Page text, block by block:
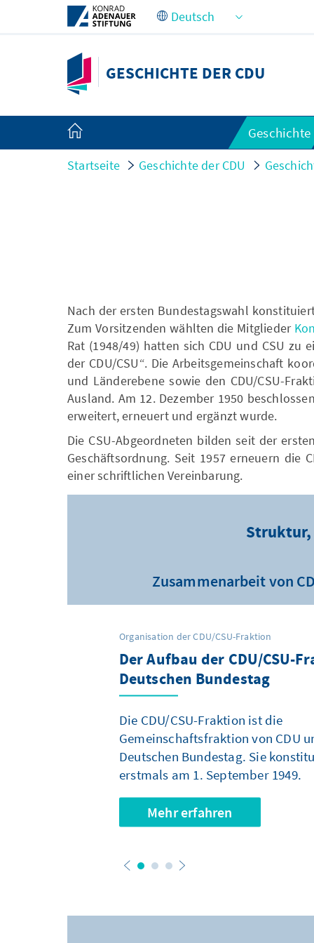
Zum Hauptinhalt springen
GESCHICHTE DER CDU
Geschichte
Startseite Geschichte der CDU
Nach der ersten Bundestagswahl
Zum Vorsitzenden wählten die Mitglieder
Rat (1948/49) hatten sich CDU und CSU zu
der CDU/CSU“. Die Arbeitsgemeinschaft
und Länderebene sowie den CDU/CSU-
Ausland. Am 12. Dezember 1950
erweitert, erneuert und ergänzt wurde.
Die CSU-Abgeordneten bilden seit der
Geschäftsordnung. Seit 1957 erneuern die
einer schriftlichen Vereinbarung.
Struktur,
Zusammenarbeit von
Organisation der CDU/CSU-Fraktion
Der Aufbau der CDU/CSU-
Deutschen Bundestag
Die CDU/CSU-Fraktion ist die
Gemeinschaftsfraktion von CDU
Deutschen Bundestag. Sie
erstmals am 1. September 1949.
Mehr erfahren
Die CSU-Landesgruppe im
Bundestag: „Fraktion in
Die Parlamentarischen
Herrschaft im Stillen